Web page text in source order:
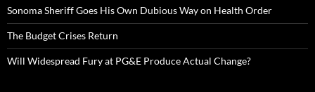
Sonoma Sheriff Goes His Own Dubious Way on Health Order
The Budget Crises Return
Will Widespread Fury at PG&E Produce Actual Change?